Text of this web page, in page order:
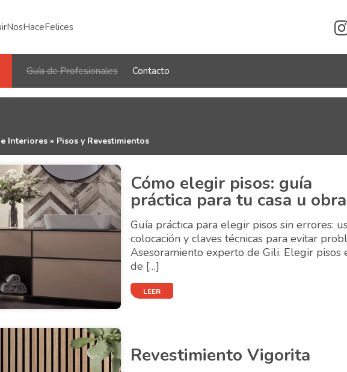
Guía de Profesionales Contacto
Interiores » Pisos y Revestimientos
Cómo elegir pisos: guía
práctica para tu casa u obra
Guía práctica para elegir pisos sin errores:
colocación y claves técnicas para evitar
Asesoramiento experto de Gili. Elegir pisos
de […]
LEER
Revestimiento Vigorita